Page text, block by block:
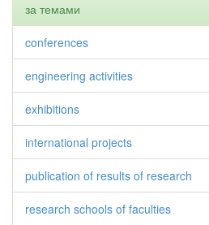
за темами
conferences
engineering activities
exhibitions
international projects
publication of results of research
research schools of faculties